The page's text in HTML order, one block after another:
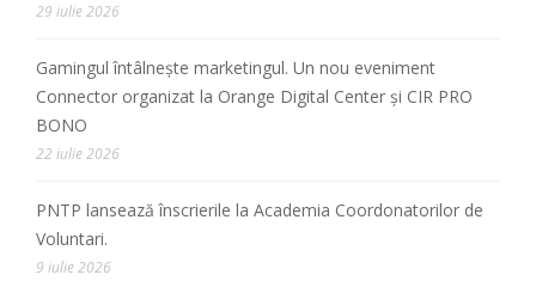
29 iulie 2026
Gamingul întâlnește marketingul. Un nou eveniment
Connector organizat la Orange Digital Center și CIR PRO
BONO
22 iulie 2026
PNTP lansează înscrierile la Academia Coordonatorilor de
Voluntari.
9 iulie 2026